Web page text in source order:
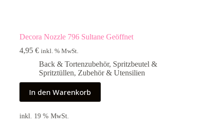
Decora Nozzle 796 Sultane Geöffnet
4,95 € inkl. % MwSt.
Back & Tortenzubehör, Spritzbeutel &
Spritztüllen, Zubehör & Utensilien
In den Warenkorb
inkl. 19 % MwSt.